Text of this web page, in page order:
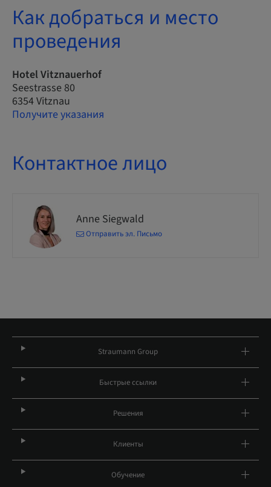
Как добраться и место
проведения
Hotel Vitznauerhof
Seestrasse 80
6354 Vitznau
Получите указания
Контактное лицо
Anne Siegwald
Отправить эл. Письмо
Straumann Group
Быстрые ссылки
Решения
Клиенты
Обучение